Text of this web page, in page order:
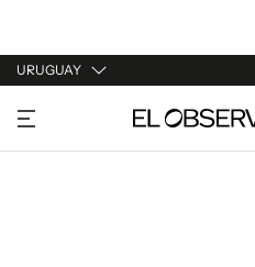
URUGUAY
URUGUAY
ARGENTINA